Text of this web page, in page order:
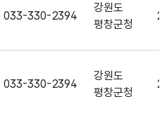
033-330-2394
강원도
평창군청
033-330-2394
강원도
평창군청